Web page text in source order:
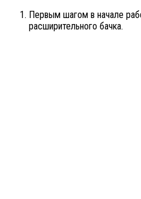
Первым шагом в начале
расширительного бачка.